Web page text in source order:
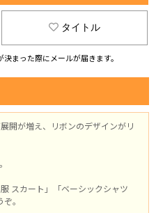
タイトル
まった際にメールが届きます。
開が増え、リボンのデザインがリ
スカート」「ベーシックシャツ
。